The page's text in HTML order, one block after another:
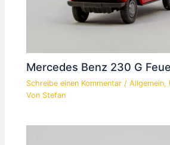
Mercedes Benz 230 G
Schreibe einen Kommentar /Allgemein,
Von Stefan